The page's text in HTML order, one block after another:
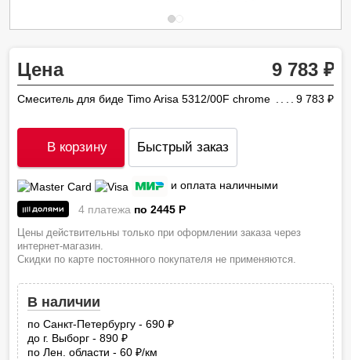
Цена 9 783
Смеситель для биде Timo Arisa 5312/00F chrome 9 783
В корзину Быстрый заказ
и оплата наличными
4 платежа по 2445 P
Цены действительны только при оформлении заказа через
интернет-магазин.
Скидки по карте постоянного покупателя не применяются.
В наличии
по Санкт-Петербургу - 690
до г. Выборг - 890
по Лен. области - 60
руб.
/км